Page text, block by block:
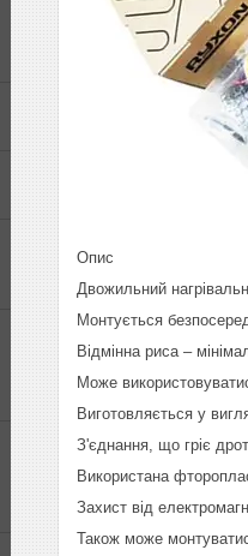
Опис
Двожильний
Монтується
Відмінна риса –
Може
Виготовляється у
З'єднання, що гріє
Використана
Захист від
Також може